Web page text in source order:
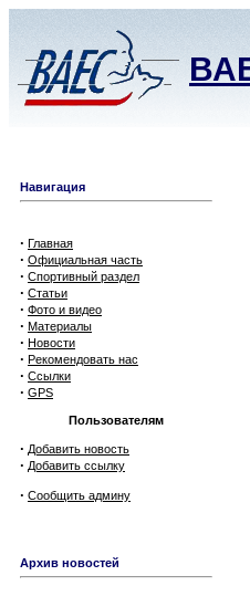
Навигация
· Главная
· Официальная часть
· Спортивный раздел
· Статьи
· Фото и видео
· Материалы
· Новости
· Рекомендовать нас
· Ссылки
· GPS
Пользователям
· Добавить новость
· Добавить ссылку
· Сообщить админу
Архив новостей